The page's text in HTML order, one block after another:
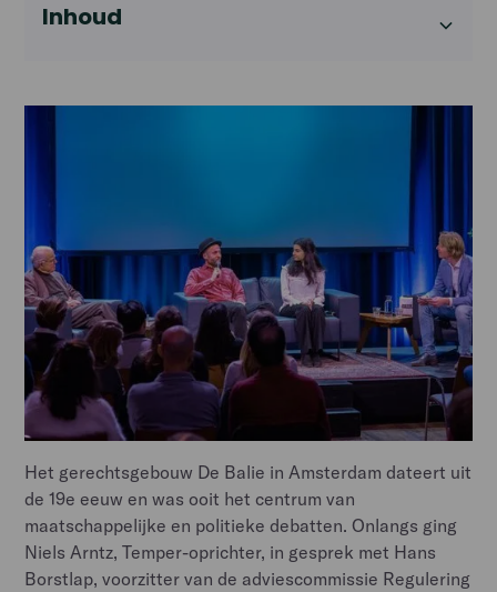
Inhoud
Het gerechtsgebouw De Balie in Amsterdam dateert uit
de 19e eeuw en was ooit het centrum van
maatschappelijke en politieke debatten. Onlangs ging
Niels Arntz, Temper-oprichter, in gesprek met Hans
Borstlap, voorzitter van de adviescommissie Regulering